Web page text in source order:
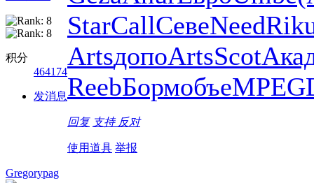
积分
464174
发消息
StarCallСевеNeed
ArtsдопоArtsScot
ReebБормобъеMPEG
回复 支持 反对
使用道具 举报
Gregorypag